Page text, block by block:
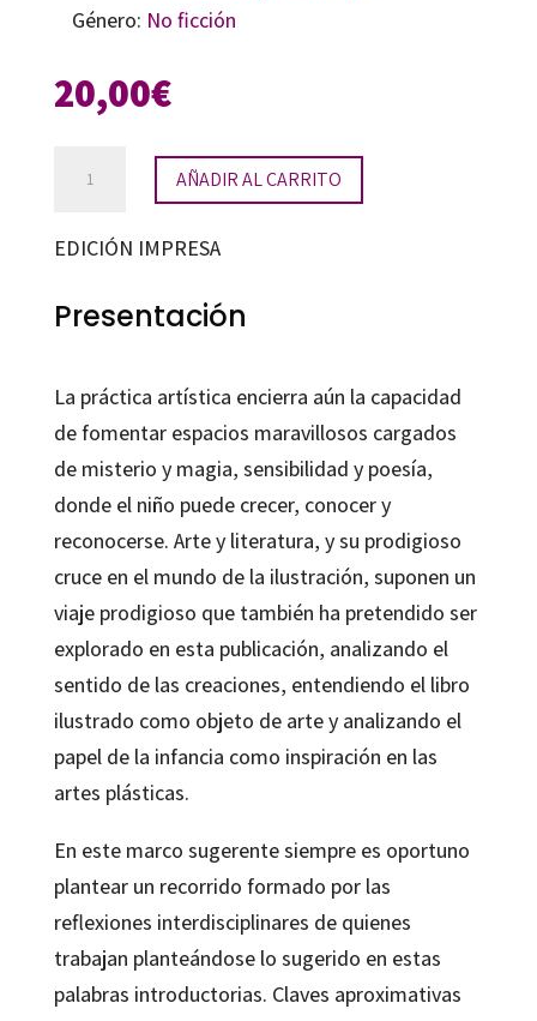
Género: No ficción
20,00€
identidades
cantidad
AÑADIR AL CARRITO
EDICIÓN IMPRESA
Presentación
La práctica artística encierra aún la capacidad
de fomentar espacios maravillosos cargados
de misterio y magia, sensibilidad y poesía,
donde el niño puede crecer, conocer y
reconocerse. Arte y literatura, y su prodigioso
cruce en el mundo de la ilustración, suponen un
viaje prodigioso que también ha pretendido ser
explorado en esta publicación, analizando el
sentido de las creaciones, entendiendo el libro
ilustrado como objeto de arte y analizando el
papel de la infancia como inspiración en las
artes plásticas.
En este marco sugerente siempre es oportuno
plantear un recorrido formado por las
reflexiones interdisciplinares de quienes
trabajan planteándose lo sugerido en estas
palabras introductorias. Claves aproximativas